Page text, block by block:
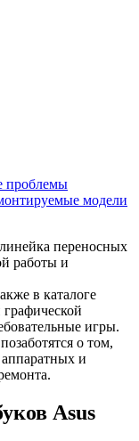
проблемы
модели
переносных
работы и
в каталоге
игры.
о том,
и
Asus